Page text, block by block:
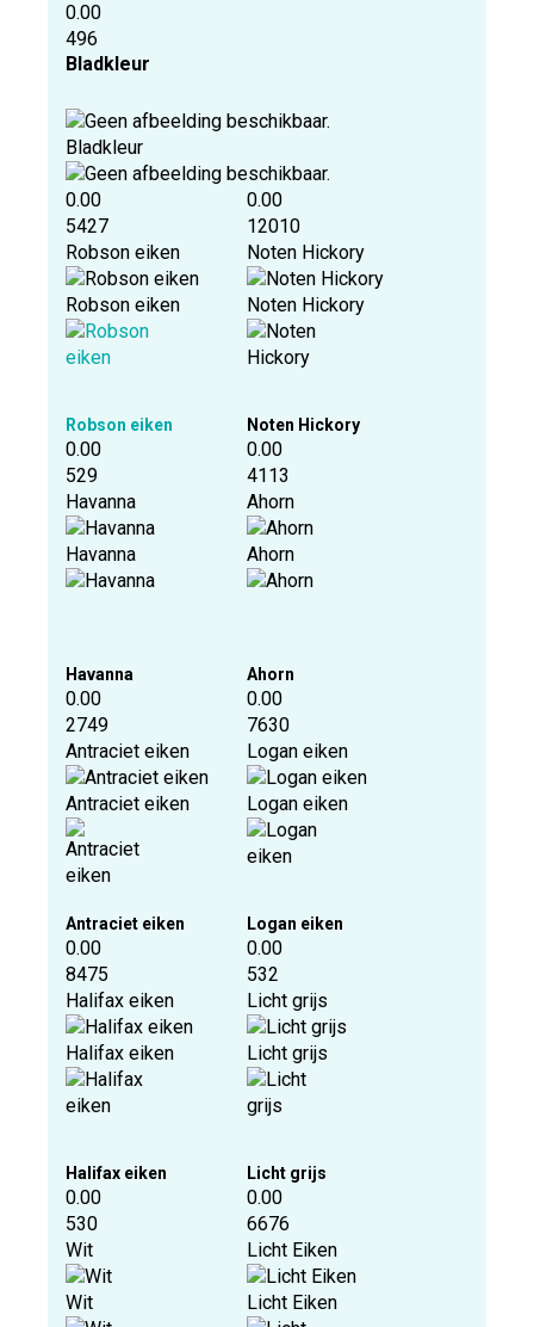
0.00
496
Bladkleur
Bladkleur
0.00
5427
Robson eiken
Robson eiken
Robson eiken
0.00
12010
Noten Hickory
Noten Hickory
Noten Hickory
0.00
529
Havanna
Havanna
Havanna
0.00
4113
Ahorn
Ahorn
Ahorn
0.00
2749
Antraciet eiken
Antraciet eiken
Antraciet eiken
0.00
7630
Logan eiken
Logan eiken
Logan eiken
0.00
8475
Halifax eiken
Halifax eiken
Halifax eiken
0.00
532
Licht grijs
Licht grijs
Licht grijs
0.00
530
Wit
Wit
0.00
6676
Licht Eiken
Licht Eiken